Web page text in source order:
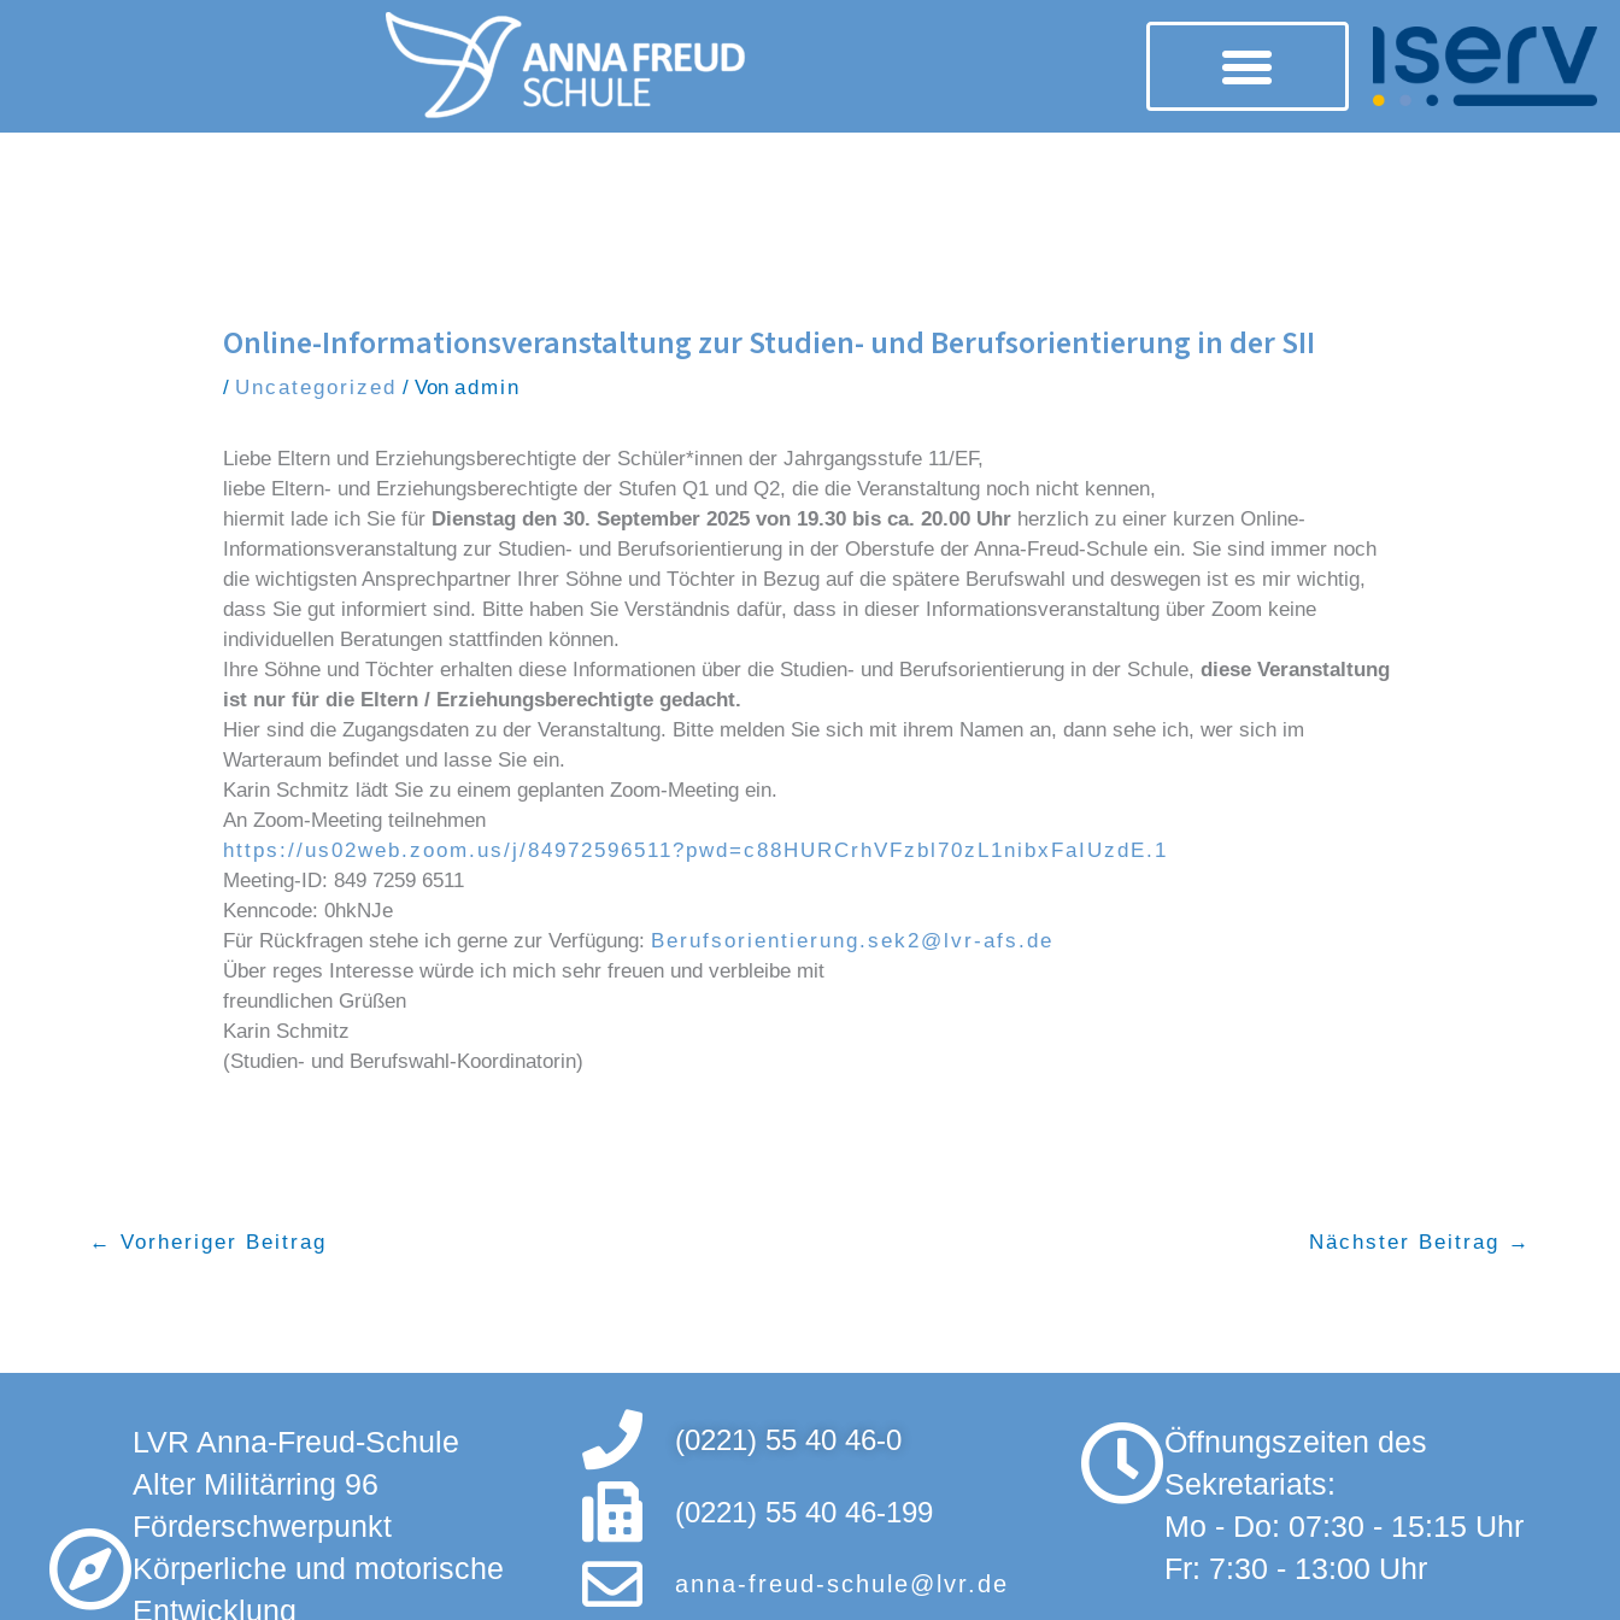
Online-Informationsveranstaltung zur Studien- und Berufsorientierung in der SII
/ Uncategorized / Vonadmin
Liebe Eltern und Erziehungsberechtigte der Schüler*innen der Jahrgangsstufe 11/EF,
liebe Eltern- und Erziehungsberechtigte der Stufen Q1 und Q2, die die Veranstaltung noch nicht kennen,
hiermit lade ich Sie für Dienstag den 30. September 2025 von 19.30 bis ca. 20.00 Uhr herzlich zu einer kurzen Online-
Informationsveranstaltung zur Studien- und Berufsorientierung in der Oberstufe der Anna-Freud-Schule ein. Sie sind immer noch
die wichtigsten Ansprechpartner Ihrer Söhne und Töchter in Bezug auf die spätere Berufswahl und deswegen ist es mir wichtig,
dass Sie gut informiert sind. Bitte haben Sie Verständnis dafür, dass in dieser Informationsveranstaltung über Zoom keine
individuellen Beratungen stattfinden können.
Ihre Söhne und Töchter erhalten diese Informationen über die Studien- und Berufsorientierung in der Schule,diese Veranstaltung
ist nur für die Eltern / Erziehungsberechtigte gedacht.
Hier sind die Zugangsdaten zu der Veranstaltung. Bitte melden Sie sich mit ihrem Namen an, dann sehe ich, wer sich im
Warteraum befindet und lasse Sie ein.
Karin Schmitz lädt Sie zu einem geplanten Zoom-Meeting ein.
An Zoom-Meeting teilnehmen
https://us02web.zoom.us/j/84972596511?pwd=c88HURCrhVFzbl70zL1nibxFaIUzdE.1
Meeting-ID: 849 7259 6511
Kenncode: 0hkNJe
Für Rückfragen stehe ich gerne zur Verfügung: Berufsorientierung.sek2@lvr-afs.de
Über reges Interesse würde ich mich sehr freuen und verbleibe mit
freundlichen Grüßen
Karin Schmitz
(Studien- und Berufswahl-Koordinatorin)
← Vorheriger Beitrag Nächster Beitrag →
LVR Anna-Freud-Schule
Alter Militärring 96
Förderschwerpunkt
Körperliche und motorische
Entwicklung
(0221) 55 40 46-0
(0221) 55 40 46-199
anna-freud-schule@lvr.de
Öffnungszeiten des
Sekretariats:
Mo - Do: 07:30 - 15:15 Uhr
Fr: 7:30 - 13:00 Uhr